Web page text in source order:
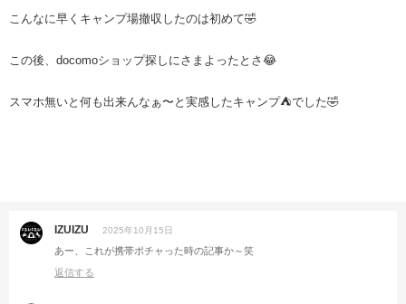
こんなに早くキャンプ場撤収したのは初めて🤣
この後、docomoショップ探しにさまよったとさ😂
スマホ無いと何も出来んなぁ〜と実感したキャンプ⛺️でした🤣
IZUIZU 2025年10月15日
あー、これが携帯ポチャった時の記事か～笑
返信する